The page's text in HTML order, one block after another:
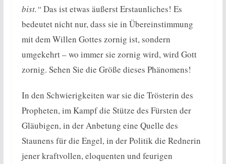
bist.“Das ist etwas äußerst Erstaunliches! Es
bedeutet nicht nur, dass sie in Übereinstimmung
mit dem Willen Gottes zornig ist, sondern
umgekehrt – wo immer sie zornig wird, wird Gott
zornig. Sehen Sie die Größe dieses Phänomens!
In den Schwierigkeiten war sie die Trösterin des
Propheten, im Kampf die Stütze des Fürsten der
Gläubigen, in der Anbetung eine Quelle des
Staunens für die Engel, in der Politik die Rednerin
jener kraftvollen, eloquenten und feurigen